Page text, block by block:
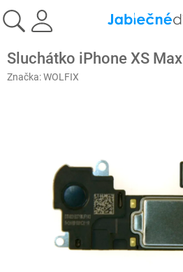
na
obsah
Sluchátko iPhone XS Max
Značka:WOLFIX